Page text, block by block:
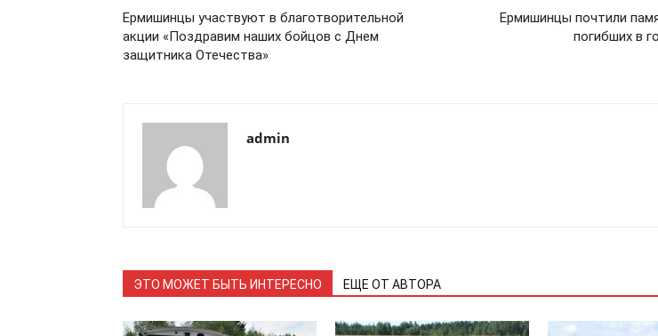
Ермишинцы участвуют в благотворительной
акции «Поздравим наших бойцов с Днем
защитника Отечества»
Ермишинцы почтили
погибших в
admin
ЭТО МОЖЕТ БЫТЬ ИНТЕРЕСНО ЕЩЕ ОТ АВТОРА